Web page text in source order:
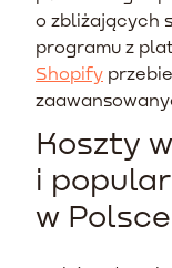
o zbliżających
programu z
Shopify
Koszty
i
w Polsce